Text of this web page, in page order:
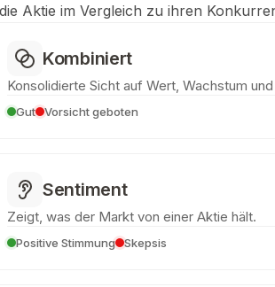
Aktie im Vergleich zu ihren
Kombiniert
Konsolidierte Sicht auf Wert, Wachstum
Gut Vorsicht geboten
Sentiment
Zeigt, was der Markt von einer Aktie hält.
Positive Stimmung Skepsis